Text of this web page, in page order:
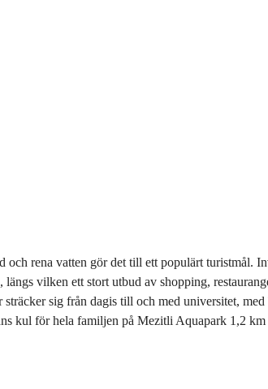
rena vatten gör det till ett populärt turistmål.
vilken ett stort utbud av shopping,
sig från dagis till och med universitet,
kul för hela familjen på Mezitli Aquapark 1,2 km